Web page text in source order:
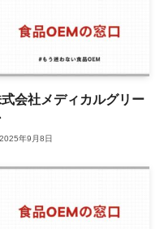
会社メディカルグリー
2025年9月8日